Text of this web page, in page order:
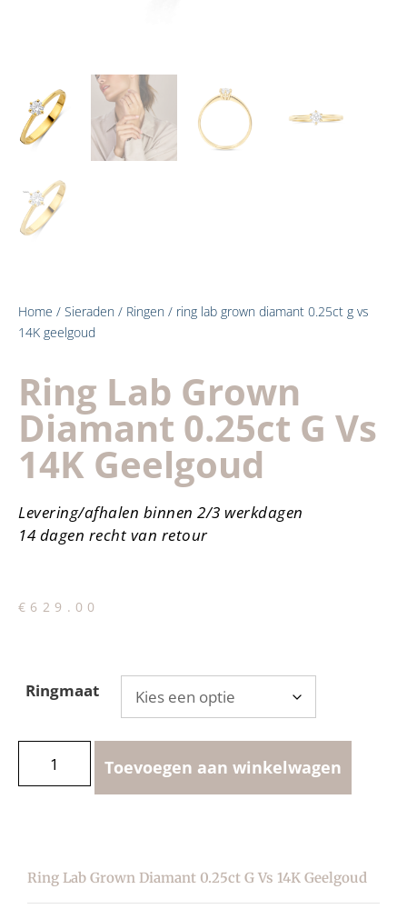
Home / Sieraden / Ringen / ring lab grown diamant 0.25ct g vs
14K geelgoud
Ring Lab Grown
Diamant 0.25ct G Vs
14K Geelgoud
Levering/afhalen binnen 2/3 werkdagen
14 dagen recht van retour
€ 629.00
Ringmaat
Toevoegen aan winkelwagen
Ring Lab Grown Diamant 0.25ct G Vs 14K Geelgoud